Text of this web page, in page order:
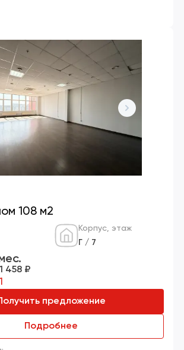
108 м2
Корпус, этаж
Г / 7
458 ₽
предложение
Подробнее